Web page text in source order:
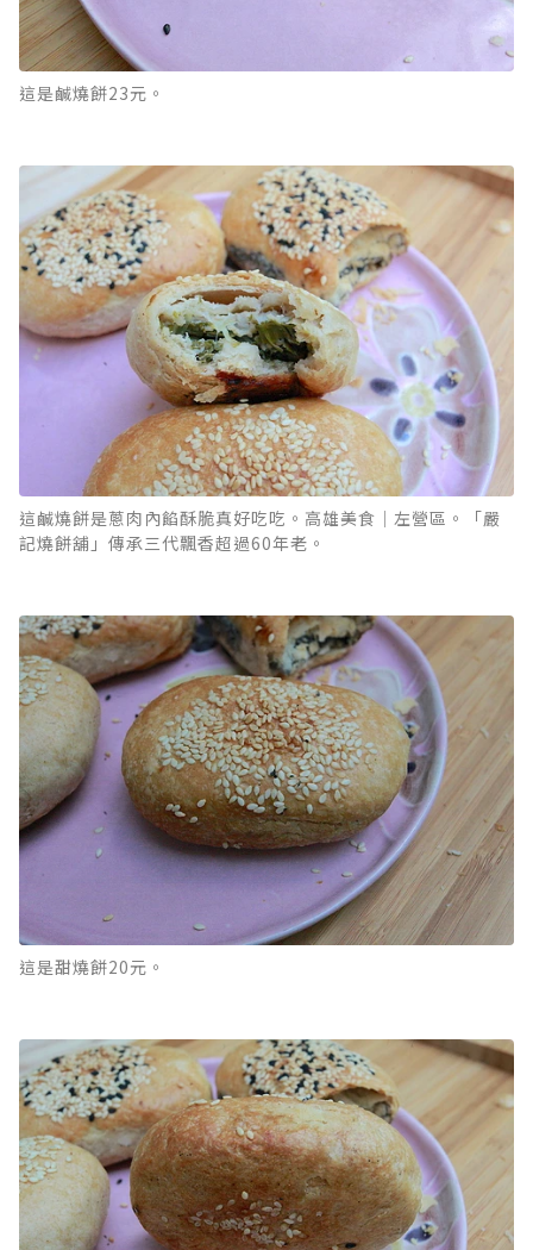
這是鹹燒餅23元。
這鹹燒餅是蔥肉內餡酥脆真好吃吃。高雄美食｜左營區。「嚴
記燒餅舖」傳承三代飄香超過60年老。
這是甜燒餅20元。